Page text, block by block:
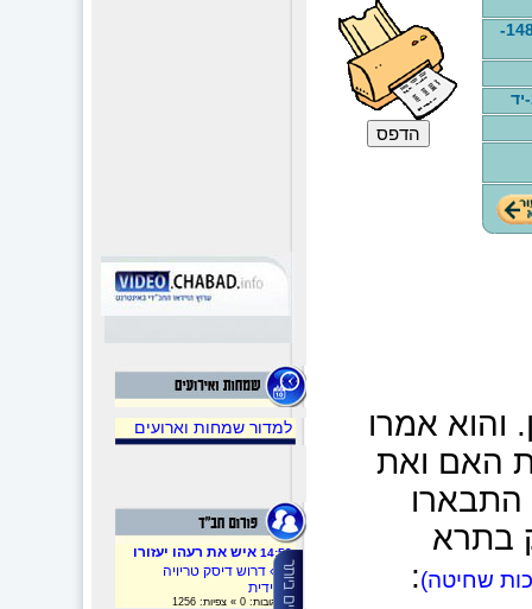
פרק נג. והנה כשהיה... -148-
והוא אמרו
האם ואת
התבארו
בתרא
שחיטה):
למדור שמחות וארועים
14:53 איש את רעהו יעזורו
»
» דרוש דיסק טריויה
חסידית
» תגובות: 0 » צפיות: 1256